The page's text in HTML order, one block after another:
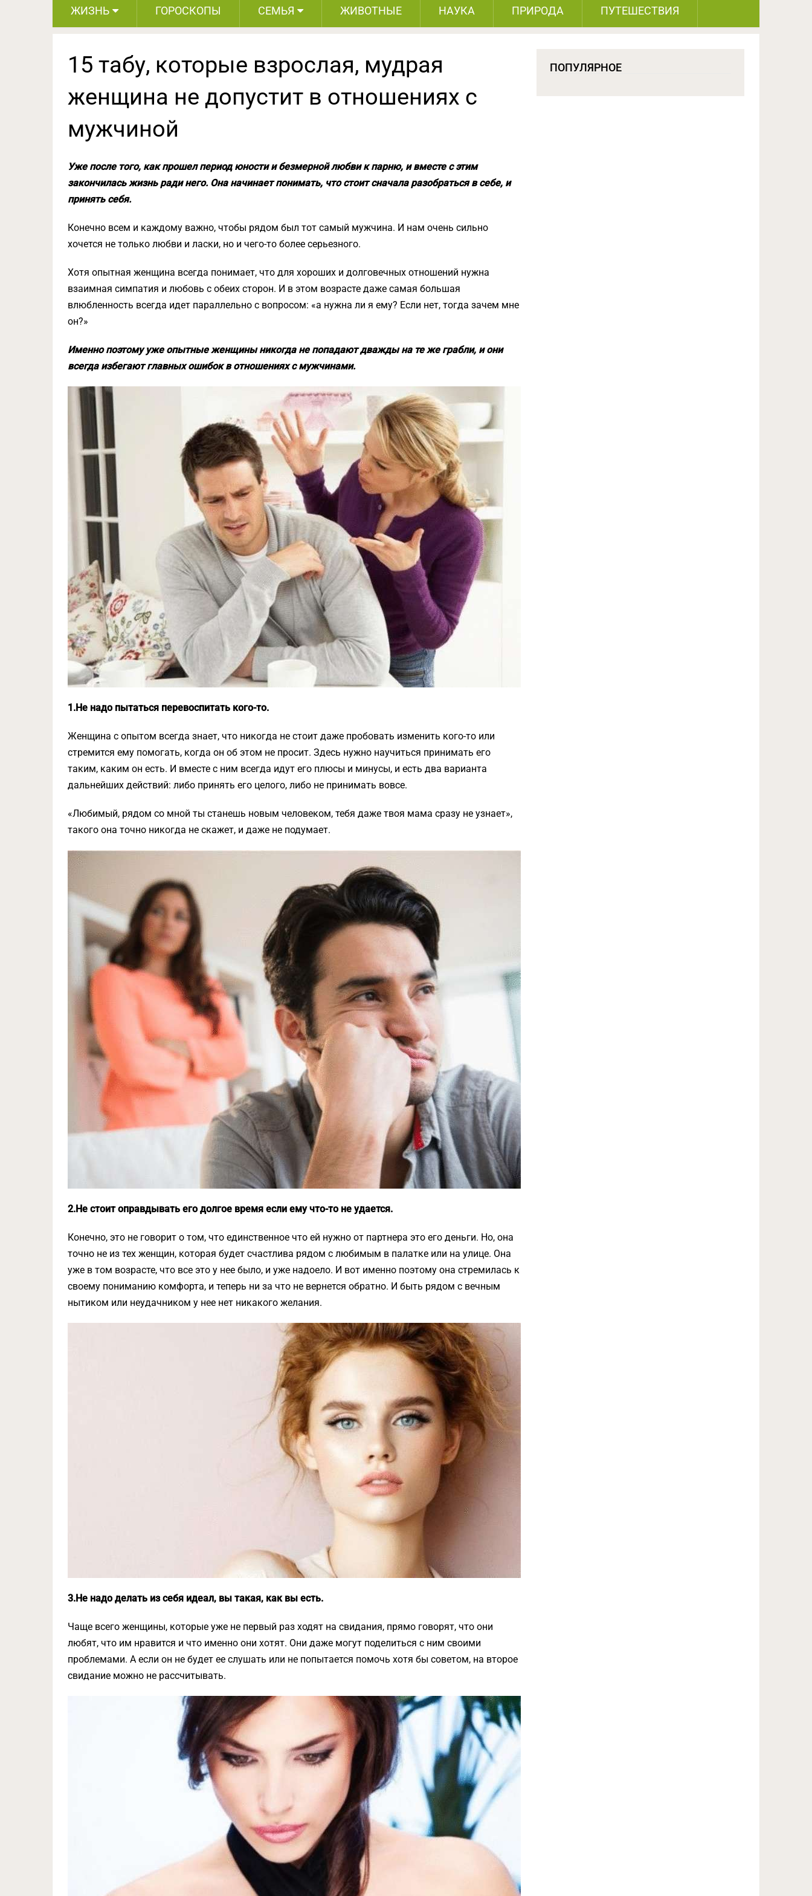
ЖИЗНЬ ГОРОСКОПЫ СЕМЬЯ ЖИВОТНЫЕ НАУКА ПРИРОДА ПУТЕШЕСТВИЯ
15 табу, которые взрослая, мудрая
женщина не допустит в отношениях с
мужчиной
Уже после того, как прошел период юности и безмерной любви к парню, и вместе с этим
закончилась жизнь ради него. Она начинает понимать, что стоит сначала разобраться в себе, и
принять себя.
Конечно всем и каждому важно, чтобы рядом был тот самый мужчина. И нам очень сильно
хочется не только любви и ласки, но и чего-то более серьезного.
Хотя опытная женщина всегда понимает, что для хороших и долговечных отношений нужна
взаимная симпатия и любовь с обеих сторон. И в этом возрасте даже самая большая
влюбленность всегда идет параллельно с вопросом: «а нужна ли я ему? Если нет, тогда зачем мне
он?»
Именно поэтому уже опытные женщины никогда не попадают дважды на те же грабли, и они
всегда избегают главных ошибок в отношениях с мужчинами.
1.Не надо пытаться перевоспитать кого-то.
Женщина с опытом всегда знает, что никогда не стоит даже пробовать изменить кого-то или
стремится ему помогать, когда он об этом не просит. Здесь нужно научиться принимать его
таким, каким он есть. И вместе с ним всегда идут его плюсы и минусы, и есть два варианта
дальнейших действий: либо принять его целого, либо не принимать вовсе.
«Любимый, рядом со мной ты станешь новым человеком, тебя даже твоя мама сразу не узнает»,
такого она точно никогда не скажет, и даже не подумает.
2.Не стоит оправдывать его долгое время если ему что-то не удается.
Конечно, это не говорит о том, что единственное что ей нужно от партнера это его деньги. Но, она
точно не из тех женщин, которая будет счастлива рядом с любимым в палатке или на улице. Она
уже в том возрасте, что все это у нее было, и уже надоело. И вот именно поэтому она стремилась к
своему пониманию комфорта, и теперь ни за что не вернется обратно. И быть рядом с вечным
нытиком или неудачником у нее нет никакого желания.
3.Не надо делать из себя идеал, вы такая, как вы есть.
Чаще всего женщины, которые уже не первый раз ходят на свидания, прямо говорят, что они
любят, что им нравится и что именно они хотят. Они даже могут поделиться с ним своими
проблемами. А если он не будет ее слушать или не попытается помочь хотя бы советом, на второе
свидание можно не рассчитывать.
ПОПУЛЯРНОЕ